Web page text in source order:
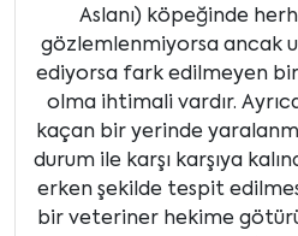
Aslanı) köpeğinde
gözlemlenmiyorsa ancak
ediyorsa fark edilmeyen bir
olma ihtimali vardır.
kaçan bir yerinde
durum ile karşı karşıya
erken şekilde tespit
bir veteriner hekime